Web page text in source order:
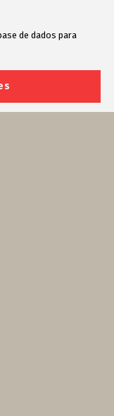
de dados para